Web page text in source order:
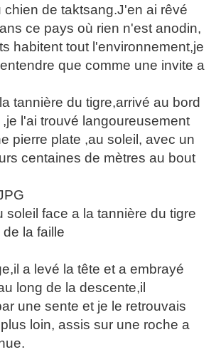
chien de taktsang.J'en ai rêvé
ce pays où rien n'est anodin,
habitent tout l'environnement,je
que comme une invite a
tannière du tigre,arrivé au bord
l'ai trouvé langoureusement
pierre plate ,au soleil, avec un
centaines de mètres au bout
soleil face a la tannière du tigre
la faille
a levé la tête et a embrayé
long de la descente,il
une sente et je le retrouvais
loin, assis sur une roche a